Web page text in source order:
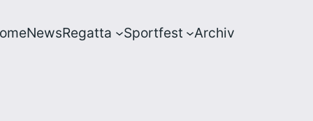
NewsRegatta Sportfest Archiv